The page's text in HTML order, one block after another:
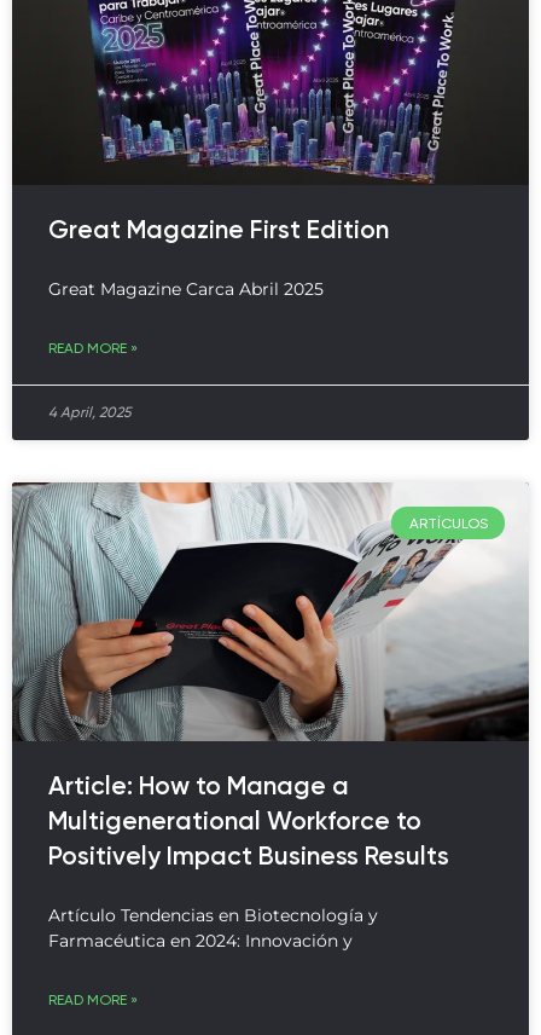
Great Magazine First Edition
Great Magazine Carca Abril 2025
READ MORE »
4 April, 2025
ARTÍCULOS
Article: How to Manage a
Multigenerational Workforce to
Positively Impact Business Results
Artículo Tendencias en Biotecnología y
Farmacéutica en 2024: Innovación y
READ MORE »